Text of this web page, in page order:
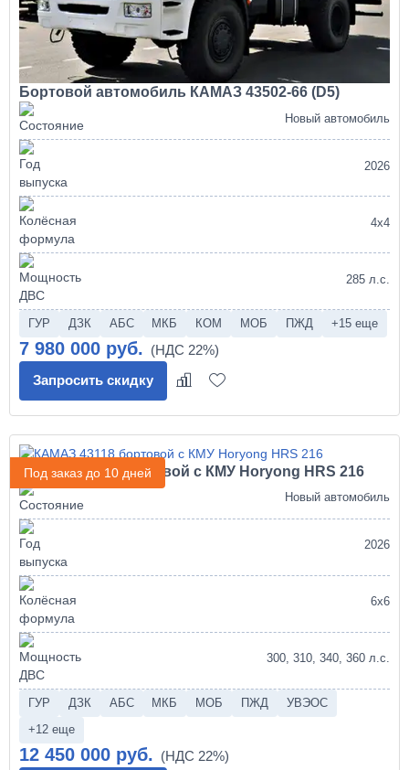
Бортовой автомобиль КАМАЗ 43502-66 (D5)
Новый автомобиль
2026
4х4
285 л.с.
ГУР ДЗК АБС МКБ КОМ МОБ ПЖД +15 еще
7 980 000 руб.
Запросить скидку
Под заказ до 10 дней
КАМАЗ 43118 бортовой с КМУ Horyong HRS 216
Новый автомобиль
2026
6х6
300, 310, 340, 360 л.с.
ГУР ДЗК АБС МКБ МОБ ПЖД
УВЭОС
+12 еще
12 450 000 руб.